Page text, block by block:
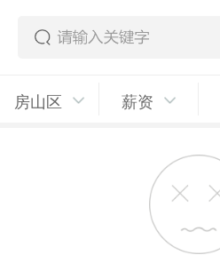
房山区 薪资